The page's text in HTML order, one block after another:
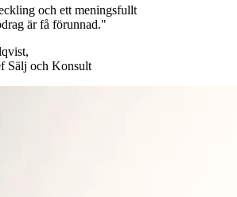
och ett meningsfullt
är få förunnad."
Sälj och Konsult